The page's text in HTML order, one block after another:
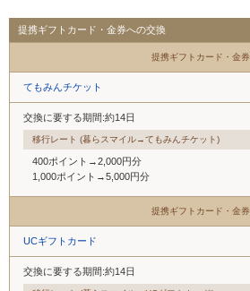
提携ギフトカード・金券への交換
提携ギフトカード・金券
てもみんチケット
交換に要する期間:約14日
移行レート (暮らスマイル→てもみんチケット)
400ポイント→2,000円分
1,000ポイント→5,000円分
提携ギフトカード・金券
UCギフトカード
交換に要する期間:約14日